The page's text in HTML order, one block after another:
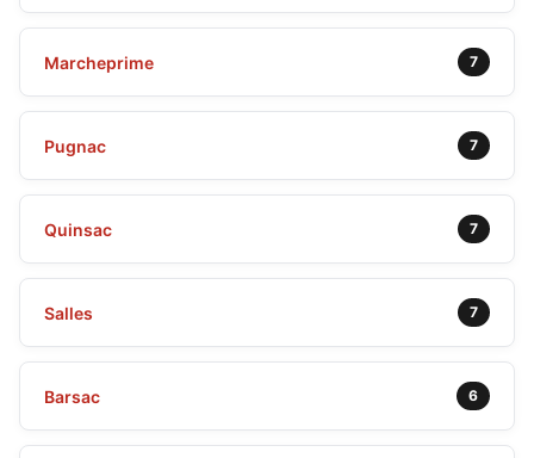
Marcheprime 7
Pugnac 7
Quinsac 7
Salles 7
Barsac 6